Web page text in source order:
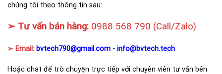
chúng tôi theo thông tin sau:
➢ Tư vấn bán hàng: 0988 568 790 (Call/Zalo)
➢ Email: bvtech790@gmail.com - info@bvtech.tech
Hoặc chat để trò chuyện trực tiếp với chuyên viên tư vấn bên